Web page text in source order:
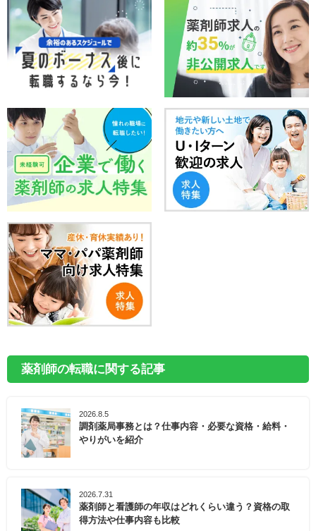
薬剤師の転職に関する記事
2026.8.5
調剤薬局事務とは？仕事内容・必要な資格・給料・
やりがいを紹介
2026.7.31
薬剤師と看護師の年収はどれくらい違う？資格の取
得方法や仕事内容も比較